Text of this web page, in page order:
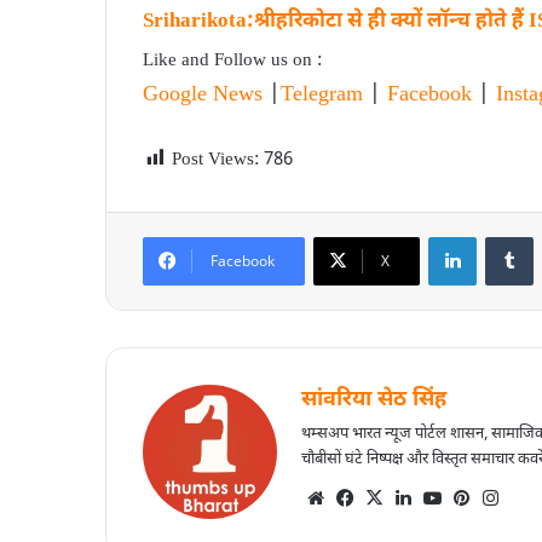
Sriharikota:श्रीहरिकोटा से ही क्यों लॉन्च होते हैं
Like and Follow us on :
Google News Telegram Facebook
Post Views: 786
Facebook X
सांवरिया सेठ सिंह
थम्सअप भारत न्यूज पोर्टल शासन,
चौबीसों घंटे निष्पक्ष और विस्तृत समाचार